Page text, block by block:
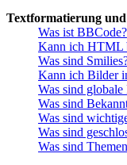
Textformatierung
Was ist BBCode?
Kann ich HTML
Was sind
Kann ich Bilder
Was sind
Was sind
Was sind
Was sind
Was sind